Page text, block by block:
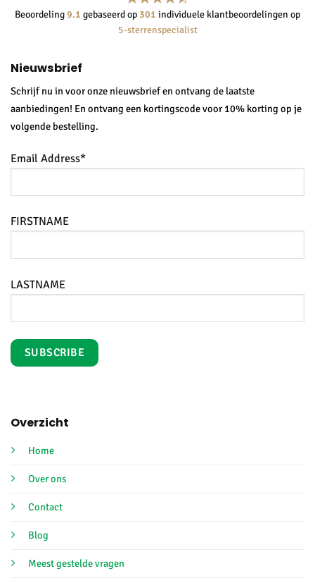
Beoordeling9.1 gebaseerd op 301 individuele klantbeoordelingen op
5-sterrenspecialist
Overzicht
Home
Over ons
Contact
Blog
Meest gestelde vragen
Nieuwsbrief
Schrijf nu in voor onze nieuwsbrief en ontvang de laatste
aanbiedingen! En ontvang een kortingscode voor 10% korting op je
volgende bestelling.
Email Address*
FIRSTNAME
LASTNAME